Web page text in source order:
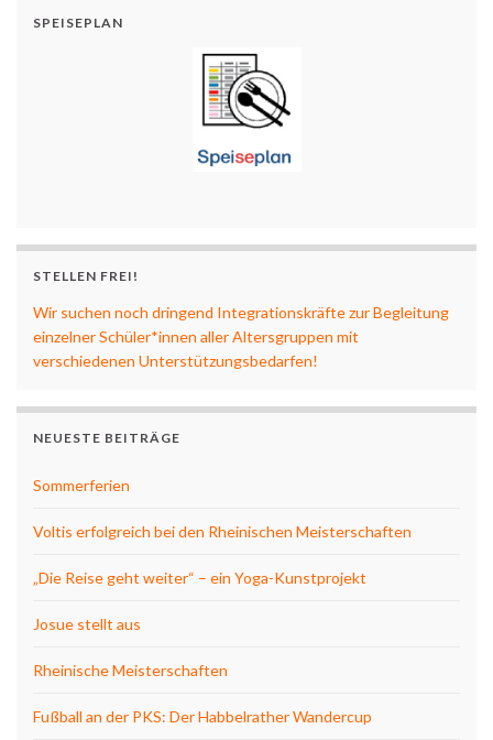
SPEISEPLAN
STELLEN FREI!
Wir suchen noch dringend Integrationskräfte zur Begleitung
einzelner Schüler*innen aller Altersgruppen mit
verschiedenen Unterstützungsbedarfen!
NEUESTE BEITRÄGE
Sommerferien
Voltis erfolgreich bei den Rheinischen Meisterschaften
„Die Reise geht weiter“ – ein Yoga-Kunstprojekt
Josue stellt aus
Rheinische Meisterschaften
Fußball an der PKS: Der Habbelrather Wandercup